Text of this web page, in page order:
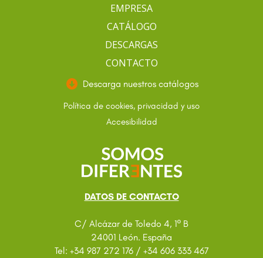
EMPRESA
CATÁLOGO
DESCARGAS
CONTACTO
Descarga nuestros catálogos
Política de cookies, privacidad y uso
Accesibilidad
DATOS DE CONTACTO
C/ Alcázar de Toledo 4, 1º B
24001 León. España
Tel: +34 987 272 176 / +34 606 333 467